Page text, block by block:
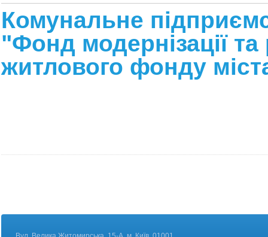
Комунальне
"Фонд модернізації та
житлового фонду